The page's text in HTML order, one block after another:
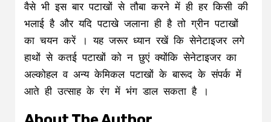
वैसे भी इस बार पटाखों से तौबा करने में ही हर किसी की
भलाई है और यदि पटाखे जलाना ही है तो ग्रीन पटाखों
का चयन करें । यह जरूर ध्यान रखें कि सेनेटाइजर लगे
हाथों से कतई पटाखों को न छुएं क्योंकि सेनेटाइजर का
अल्कोहल व अन्य केमिकल पटाखों के बारूद के संपर्क में
आते ही उत्साह के रंग में भंग डाल सकता है ।